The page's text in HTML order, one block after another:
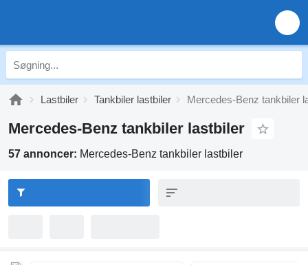
Lastbiler Tankbiler lastbiler Mercedes-Benz tankbiler
Mercedes-Benz tankbiler lastbiler
57 annoncer: Mercedes-Benz tankbiler lastbiler